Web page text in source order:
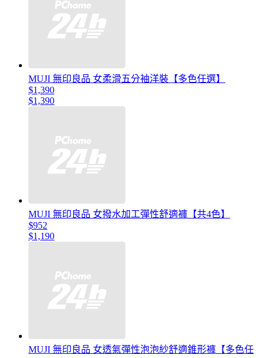
MUJI 無印良品 女柔滑五分袖洋裝【多色任選】
$1,390
$1,390
MUJI 無印良品 女撥水加工彈性舒適褲【共4色】
$952
$1,190
MUJI 無印良品 女透氣彈性泡泡紗舒適錐形褲【多色任